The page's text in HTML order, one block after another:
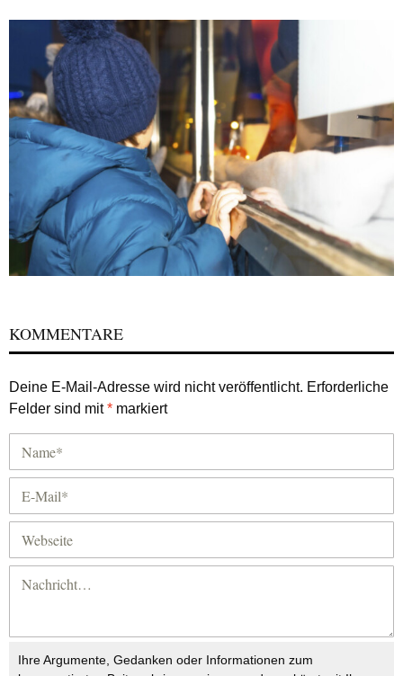
KOMMENTARE
Deine E-Mail-Adresse wird nicht veröffentlicht. Erforderliche
Felder sind mit* markiert
Ihre Argumente, Gedanken oder Informationen zum